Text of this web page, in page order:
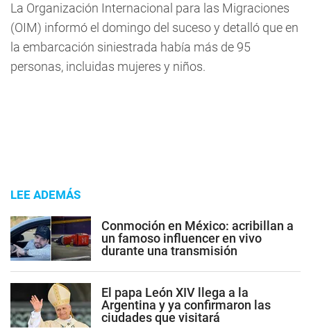
La Organización Internacional para las Migraciones
(OIM) informó el domingo del suceso y detalló que en
la embarcación siniestrada había más de 95
personas, incluidas mujeres y niños.
LEE ADEMÁS
Conmoción en México: acribillan a
un famoso influencer en vivo
durante una transmisión
El papa León XIV llega a la
Argentina y ya confirmaron las
ciudades que visitará